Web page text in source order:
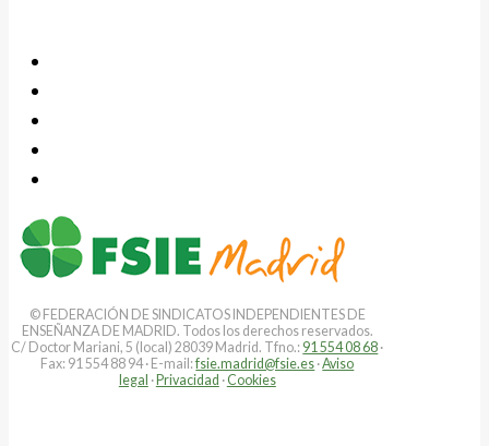
© FEDERACIÓN DE SINDICATOS INDEPENDIENTES DE
ENSEÑANZA DE MADRID. Todos los derechos reservados.
C/ Doctor Mariani, 5 (local) 28039 Madrid. Tfno.: 91 554 08 68 ·
Fax: 91 554 88 94 · E-mail:fsie.madrid@fsie.es ·Aviso
legal ·Privacidad · Cookies